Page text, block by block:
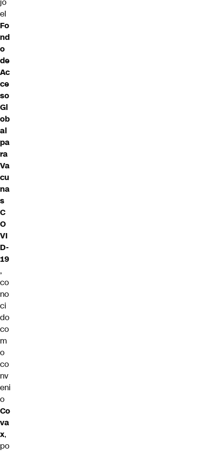
el
Fo
nd
o
de
Ac
ce
so
Gl
ob
al
pa
ra
Va
cu
na
s
C
O
VI
D-
19
,
co
no
ci
do
co
m
o
co
nv
eni
o
Co
va
x,
po